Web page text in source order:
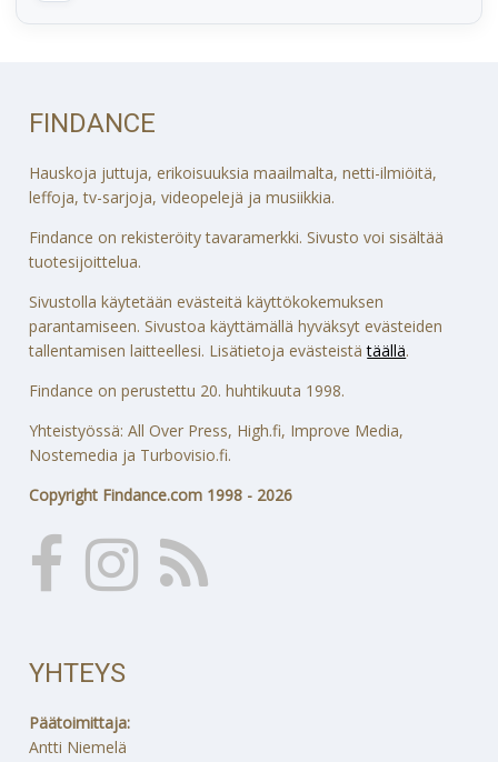
FINDANCE
Hauskoja juttuja, erikoisuuksia maailmalta, netti-ilmiöitä,
leffoja, tv-sarjoja, videopelejä ja musiikkia.
Findance on rekisteröity tavaramerkki. Sivusto voi sisältää
tuotesijoittelua.
Sivustolla käytetään evästeitä käyttökokemuksen
parantamiseen. Sivustoa käyttämällä hyväksyt evästeiden
tallentamisen laitteellesi. Lisätietoja evästeistätäällä.
Findance on perustettu 20. huhtikuuta 1998.
Yhteistyössä: All Over Press, High.fi, Improve Media,
Nostemedia ja Turbovisio.fi.
Copyright Findance.com 1998 - 2026
YHTEYS
Päätoimittaja:
Antti Niemelä